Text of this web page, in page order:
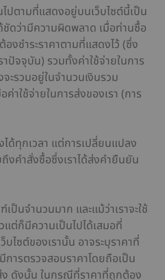
ปตามที่แสดงอยู่บนเว็บไซต์นี้เป็น
ดว่ามีความผิดพลาด เมื่อท่านซื้อ
งชำระราคาตามที่แสดงไว้ (ซึ่ง
ปัจจุบัน) รวมทั้งค่าใช้จ่ายในการ
ะรวมอยู่ในจำนวนเงินรวม
ใช้จ่ายในการส่งของเรา (การ
ด้ทุกเวลา แต่การเปลี่ยนแปลง
งคำสั่งซื้อซึ่งเราได้ส่งคำยืนยัน
ป็นจำนวนมาก และแม้ว่าเราจะใช้
ต่ก็มีความเป็นไปได้เสมอที่
ซต์ของเรานั้น อาจระบุราคาที่
การตรวจสอบราคาโดยถือเป็น
ดังนั้น ในกรณีที่ราคาที่ถูกต้อง